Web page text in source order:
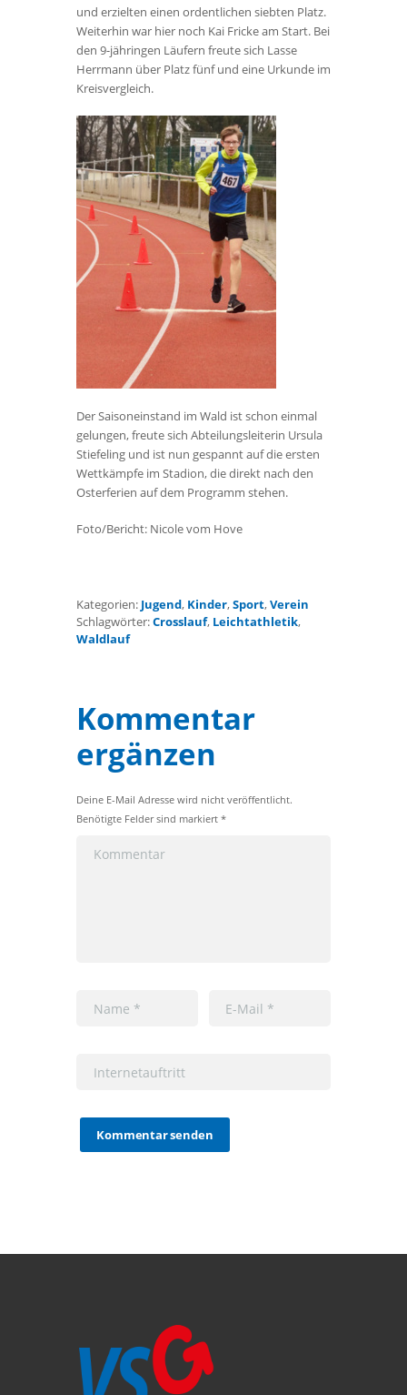
und erzielten einen ordentlichen siebten Platz.
Weiterhin war hier noch Kai Fricke am Start. Bei
den 9-jähringen Läufern freute sich Lasse
Herrmann über Platz fünf und eine Urkunde im
Kreisvergleich.
Der Saisoneinstand im Wald ist schon einmal
gelungen, freute sich Abteilungsleiterin Ursula
Stiefeling und ist nun gespannt auf die ersten
Wettkämpfe im Stadion, die direkt nach den
Osterferien auf dem Programm stehen.
Foto/Bericht: Nicole vom Hove
Kategorien: Jugend, Kinder,Sport,Verein
Schlagwörter:Crosslauf, Leichtathletik,
Waldlauf
Kommentar
ergänzen
Deine E-Mail Adresse wird nicht veröffentlicht.
Benötigte Felder sind markiert *